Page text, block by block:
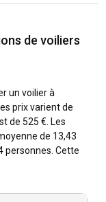
et activités
gamme d'activités
ou le
ne pas manquer
restauration de
les moulins à vent
de voiliers
un voilier à
prix varient de
de 525 €. Les
de 13,43
personnes. Cette